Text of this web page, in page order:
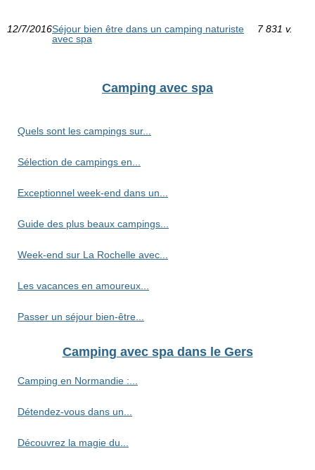
12/7/2016Séjour bien être dans un camping naturiste
avec spa
7 831 v.
Camping avec spa
Quels sont les campings sur...
Sélection de campings en...
Exceptionnel week-end dans un...
Guide des plus beaux campings...
Week-end sur La Rochelle avec...
Les vacances en amoureux...
Passer un séjour bien-être...
Camping avec spa dans le Gers
Camping en Normandie :...
Détendez-vous dans un...
Découvrez la magie du...